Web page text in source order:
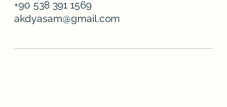
+90 538 391 1569
akdyasam@gmail.com